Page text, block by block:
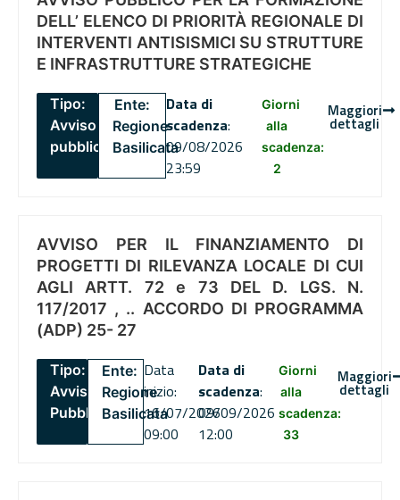
DELL’ ELENCO DI PRIORITÀ REGIONALE DI
INTERVENTI ANTISISMICI SU STRUTTURE
E INFRASTRUTTURE STRATEGICHE
Tipo:
Avviso
pubblico
Ente:
Regione
Basilicata
Data di
scadenza:
09/08/2026
23:59
Giorni
alla
scadenza:
2
Maggiori
dettagli
AVVISO PER IL FINANZIAMENTO DI
PROGETTI DI RILEVANZA LOCALE DI CUI
AGLI ARTT. 72 e 73 DEL D. LGS. N.
117/2017 , .. ACCORDO DI PROGRAMMA
(ADP) 25- 27
Tipo:
Avviso
Pubblico
Ente:
Regione
Basilicata
Data
inizio:
16/07/2026
09:00
Data di
scadenza:
09/09/2026
12:00
Giorni
alla
scadenza:
33
Maggiori
dettagli